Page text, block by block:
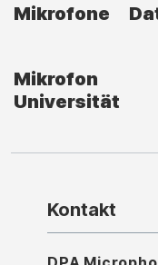
Mikrofone
Mikrofon
Universität
Kontakt